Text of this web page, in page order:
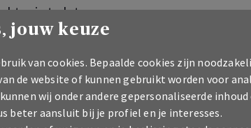
je te laten.
Komt dit soort situaties je bekend voor?
antistresstools
jouw keuze
van cookies. Bepaalde cookies zijn
de website of kunnen gebruikt worden voor
wij onder andere gepersonaliseerde
beter aansluit bij je profiel en je interesses.